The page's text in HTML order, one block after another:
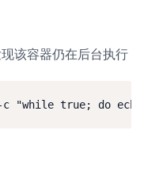
该容器仍在后台执行
"while true; do